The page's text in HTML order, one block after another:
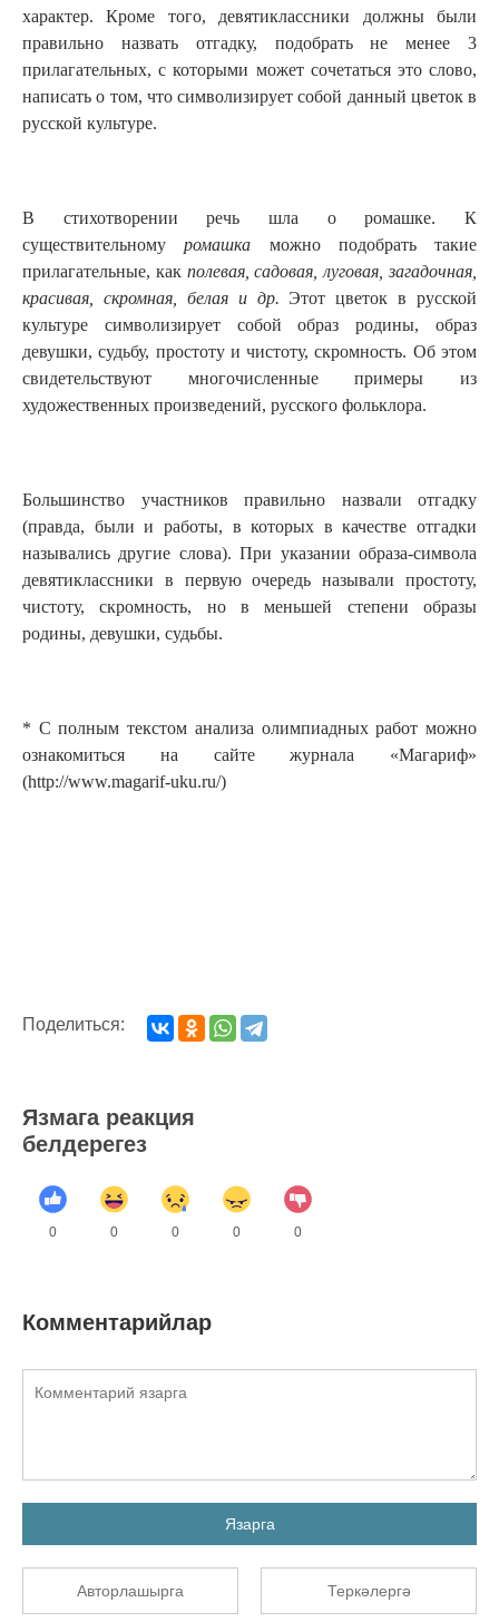
характер. Кроме того, девятиклассники должны были
правильно назвать отгадку, подобрать не менее 3
прилагательных, с которыми может сочетаться это слово,
написать о том, что символизирует собой данный цветок в
русской культуре.
В стихотворении речь шла о ромашке. К
существительномуромашка можно подобрать такие
прилагательные, как полевая, садовая, луговая, загадочная,
красивая, скромная, белая и др. Этот цветок в русской
культуре символизирует собой образ родины, образ
девушки, судьбу, простоту и чистоту, скромность. Об этом
свидетельствуют многочисленные примеры из
художественных произведений, русского фольклора.
Большинство участников правильно назвали отгадку
(правда, были и работы, в которых в качестве отгадки
назывались другие слова). При указании образа-символа
девятиклассники в первую очередь называли простоту,
чистоту, скромность, но в меньшей степени образы
родины, девушки, судьбы.
* С полным текстом анализа олимпиадных работ можно
ознакомиться на сайте журнала «Магариф»
(http://www.magarif-uku.ru/)
Поделиться:
Язмага реакция
белдерегез
0 0 0 0 0
Комментарийлар
Язарга
Авторлашырга Теркәлергә